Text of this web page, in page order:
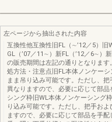
左ページから抽出された内容
互換性他互換性旧FL（∼’12／5）旧
GL（’07／11∼）新FL（’12／6∼）
の販売期間は左記の通りとなりま
処方法・注意点旧FL本体ノンケー
まま吊り込み可能です。ただし、
異なりますので、必要に応じて部
シング枠旧WL本体ノンケーシング
り込み可能です。ただし、把手お
ますので、必要に応じて部品を手